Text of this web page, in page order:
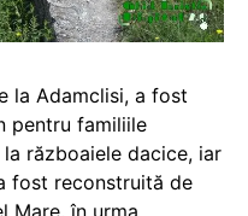
la Adamclisi, a fost
pentru familiile
războaiele dacice, iar
fost reconstruită de
Mare, în urma